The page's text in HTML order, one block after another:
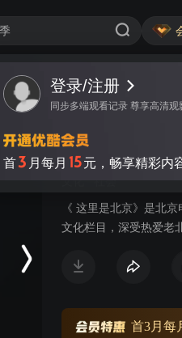
登录/注册
同步多端观看记录 尊享高清观
首3 月每月 15元，畅享精彩内
视频 讨论
这里是北京
《 这里是北京》是北
文化栏目，深受热爱老
与北京的灵魂相融合，
仅可以传声、传影，而
首3月每